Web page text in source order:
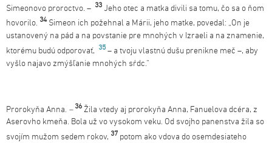
Simeonovo proroctvo.– 33 Jeho otec a matka divili sa tomu, čo sa o ňom
hovorilo. 34 Simeon ich požehnal a Márii, jeho matke, povedal: „On je
ustanovený na pád a na povstanie pre mnohých v Izraeli a na znamenie,
ktorému budú odporovať, 35 – a tvoju vlastnú dušu prenikne meč –, aby
vyšlo najavo zmýšľanie mnohých sŕdc.“
Prorokyňa Anna. – 36 Žila vtedy aj prorokyňa Anna, Fanuelova dcéra, z
Aserovho kmeňa. Bola už vo vysokom veku. Od svojho panenstva žila so
svojím mužom sedem rokov, 37 potom ako vdova do osemdesiateho